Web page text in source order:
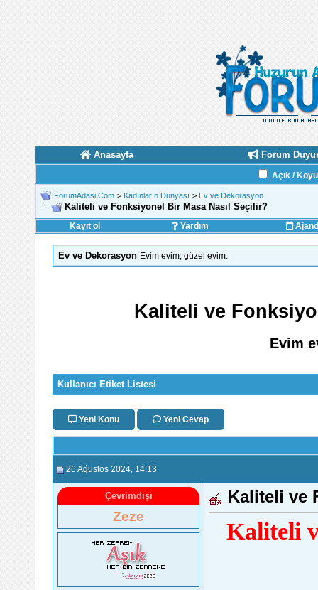
Anasayfa Forum
Açık /
ForumAdasi.Com > Kadınların Dünyası > Ev ve Dekorasyon
Kaliteli ve Fonksiyonel Bir Masa Nasıl Seçilir?
Kayıt ol Yardım
Ev ve Dekorasyon Evim evim, güzel evim.
Kaliteli ve
Evim
Kullanıcı Etiket Listesi
Yeni Konu Yeni Cevap
26 Ağustos 2024 , 14:13
Çevrimdışı
Zeze
Kaliteli ve
Kaliteli